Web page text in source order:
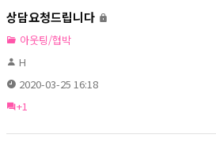
상담요청드립니다
아웃팅/협박
H
2020-03-25 16:18
+1